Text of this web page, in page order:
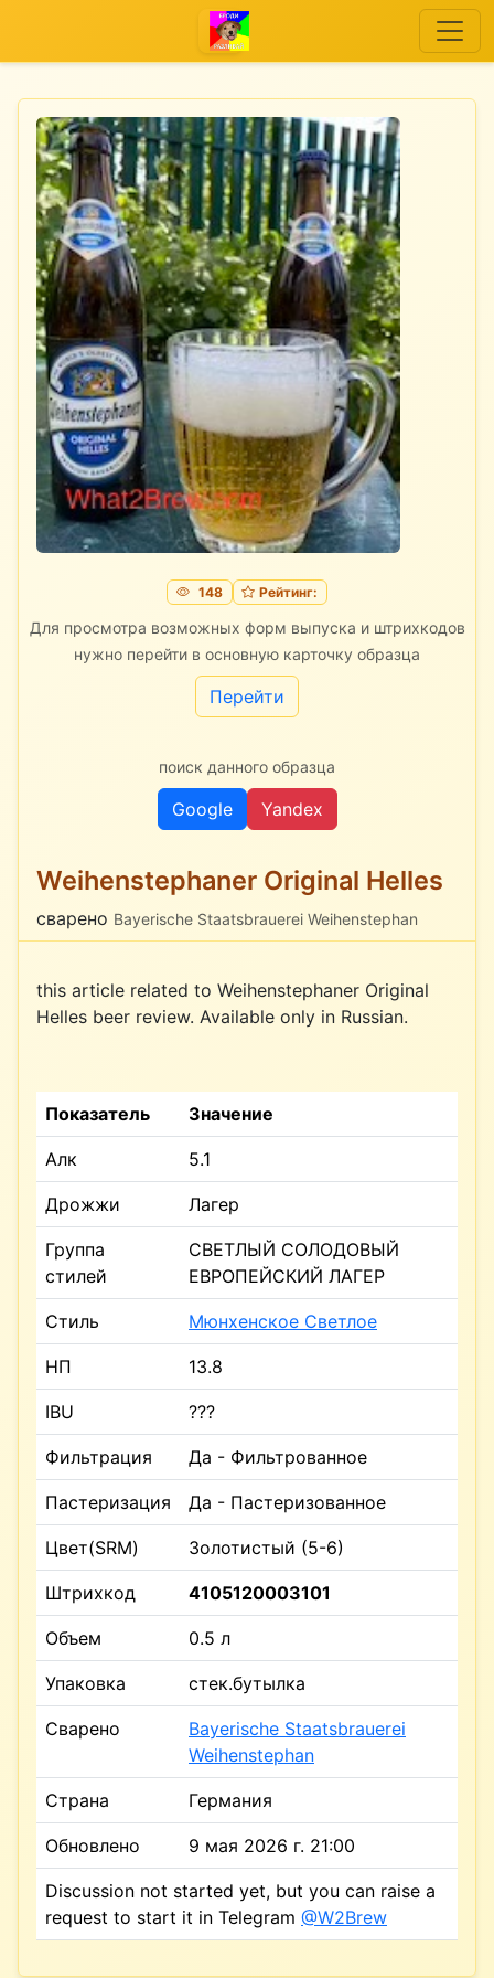
148 Рейтинг:
Для просмотра возможных форм выпуска и штрихкодов
нужно перейти в основную карточку образца
Перейти
поиск данного образца
Google Yandex
Weihenstephaner Original Helles
сварено Bayerische Staatsbrauerei Weihenstephan
this article related to Weihenstephaner Original
Helles beer review. Available only in Russian.
Показатель Значение
Алк 5.1
Дрожжи Лагер
Группа
стилей
СВЕТЛЫЙ СОЛОДОВЫЙ
ЕВРОПЕЙСКИЙ ЛАГЕР
Стиль Мюнхенское Светлое
НП 13.8
IBU ???
Фильтрация Да - Фильтрованное
Пастеризация Да - Пастеризованное
Цвет(SRM) Золотистый (5-6)
Штрихкод 4105120003101
Объем 0.5 л
Упаковка стек.бутылка
Сварено
Bayerische Staatsbrauerei
Weihenstephan
Страна Германия
Обновлено 9 мая 2026 г. 21:00
Discussion not started yet, but you can raise a
request to start it in Telegram @W2Brew